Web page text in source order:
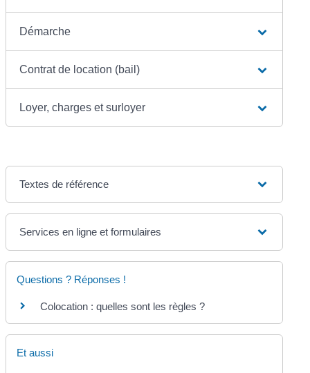
Démarche
Contrat de location (bail)
Loyer, charges et surloyer
Textes de référence
Services en ligne et formulaires
Questions ? Réponses !
Colocation : quelles sont les règles ?
Et aussi